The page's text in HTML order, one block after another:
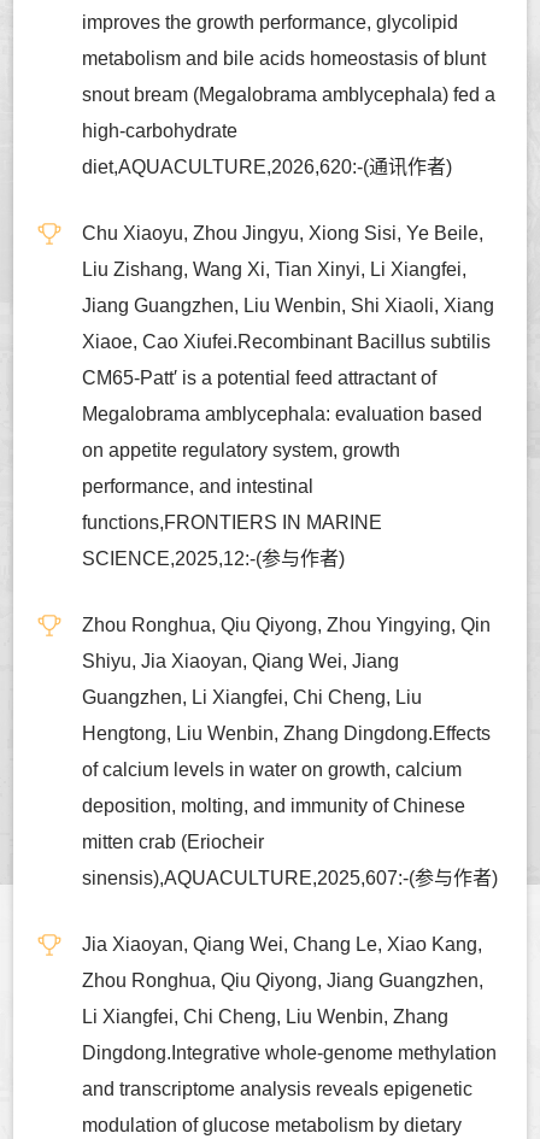
improves the growth performance, glycolipid
metabolism and bile acids homeostasis of blunt
snout bream (Megalobrama amblycephala) fed a
high-carbohydrate
diet,AQUACULTURE,2026,620:-(通讯作者)
Chu Xiaoyu, Zhou Jingyu, Xiong Sisi, Ye Beile,
Liu Zishang, Wang Xi, Tian Xinyi, Li Xiangfei,
Jiang Guangzhen, Liu Wenbin, Shi Xiaoli, Xiang
Xiaoe, Cao Xiufei.Recombinant Bacillus subtilis
CM65-Patt′ is a potential feed attractant of
Megalobrama amblycephala: evaluation based
on appetite regulatory system, growth
performance, and intestinal
functions,FRONTIERS IN MARINE
SCIENCE,2025,12:-(参与作者)
Zhou Ronghua, Qiu Qiyong, Zhou Yingying, Qin
Shiyu, Jia Xiaoyan, Qiang Wei, Jiang
Guangzhen, Li Xiangfei, Chi Cheng, Liu
Hengtong, Liu Wenbin, Zhang Dingdong.Effects
of calcium levels in water on growth, calcium
deposition, molting, and immunity of Chinese
mitten crab (Eriocheir
sinensis),AQUACULTURE,2025,607:-(参与作者)
Jia Xiaoyan, Qiang Wei, Chang Le, Xiao Kang,
Zhou Ronghua, Qiu Qiyong, Jiang Guangzhen,
Li Xiangfei, Chi Cheng, Liu Wenbin, Zhang
Dingdong.Integrative whole-genome methylation
and transcriptome analysis reveals epigenetic
modulation of glucose metabolism by dietary